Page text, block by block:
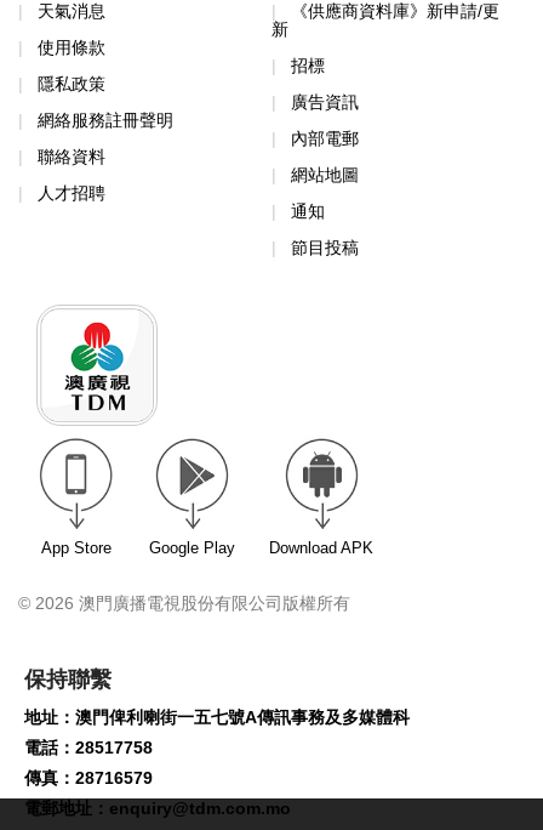
天氣消息
使用條款
隱私政策
網絡服務註冊聲明
聯絡資料
人才招聘
《供應商資料庫》新申請/更
新
招標
廣告資訊
內部電郵
網站地圖
通知
節目投稿
App Store Google Play Download APK
© 2026 澳門廣播電視股份有限公司版權所有
保持聯繫
地址：澳門俾利喇街一五七號A傳訊事務及多媒體科
電話：28517758
傳真：28716579
電郵地址： enquiry@tdm.com.mo